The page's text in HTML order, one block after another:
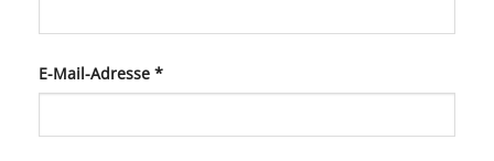
E-Mail-Adresse *